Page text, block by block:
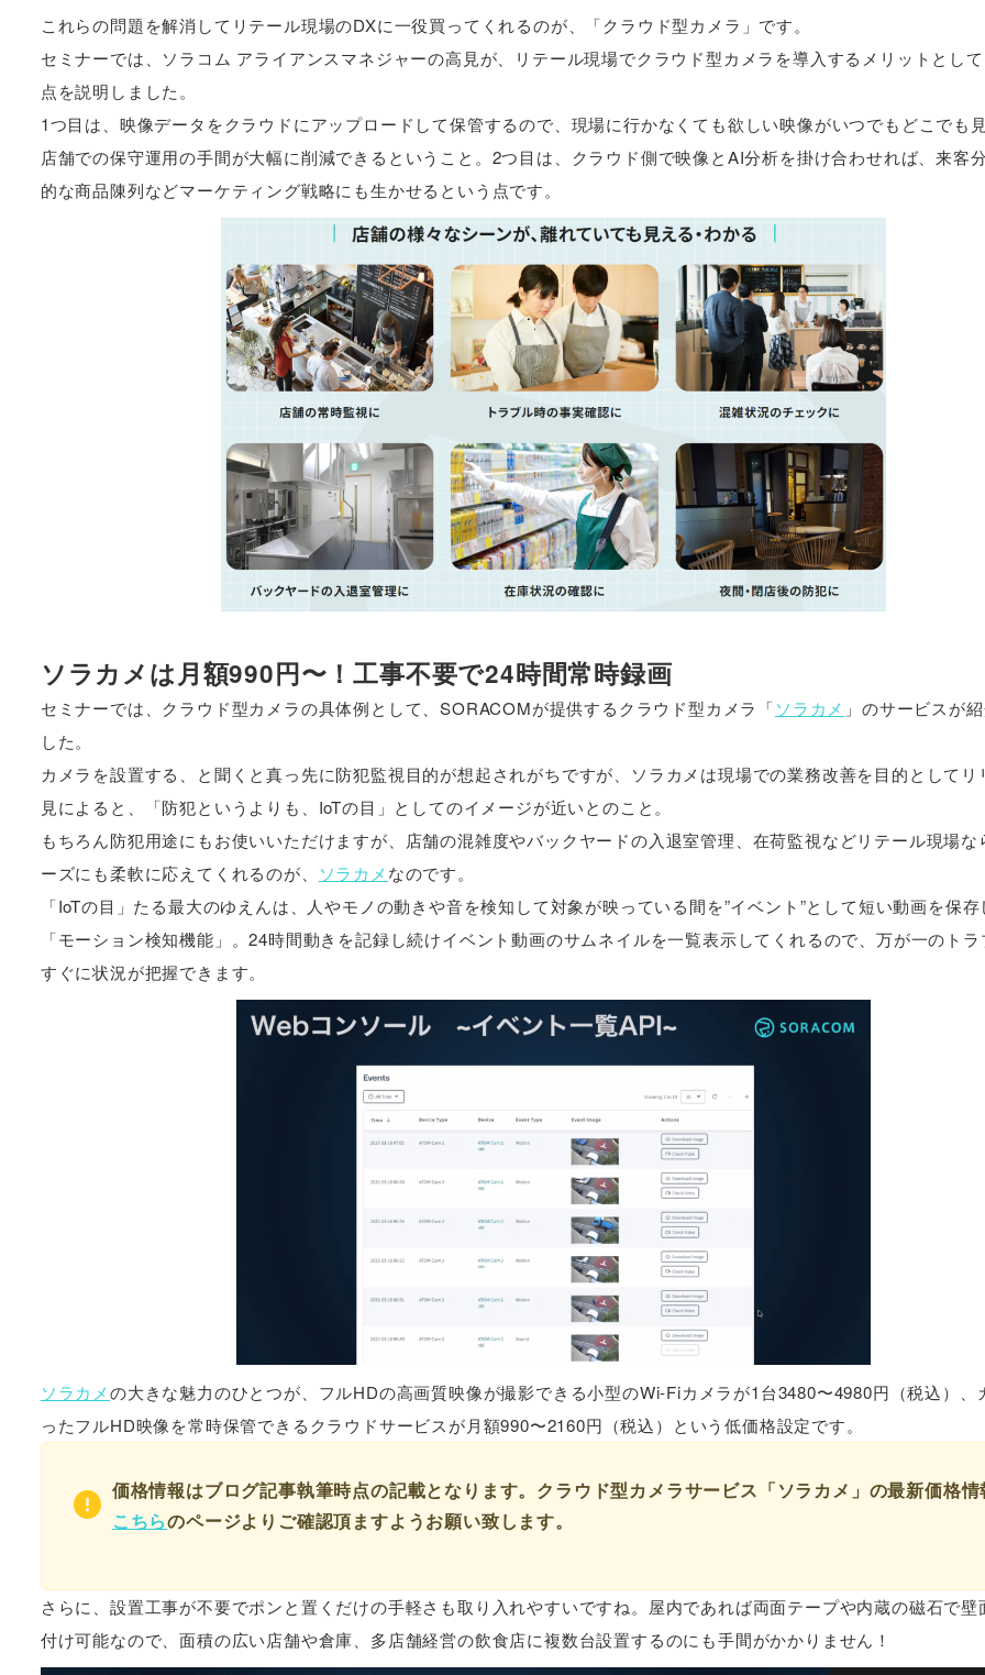
これらの問題を解消してリテール現場のDXに一役買ってくれるのが、「クラウド型カメラ」です。
セミナーでは、ソラコム アライアンスマネジャーの高見が、リテール現場でクラウド型カメラを導入するメリットとし
点を説明しました。
1つ目は、映像データをクラウドにアップロードして保管するので、現場に行かなくても欲しい映像がいつでもどこでも見
店舗での保守運用の手間が大幅に削減できるということ。2つ目は、クラウド側で映像とAI分析を掛け合わせれば、来客
的な商品陳列などマーケティング戦略にも生かせるという点です。
ソラカメは月額990円〜！工事不要で24時間常時録画
セミナーでは、クラウド型カメラの具体例として、SORACOMが提供するクラウド型カメラ「ソラカメ 」のサービスが
した。
カメラを設置する、と聞くと真っ先に防犯監視目的が想起されがちですが、ソラカメは現場での業務改善を目的としてリ
見によると、「防犯というよりも、IoTの目」としてのイメージが近いとのこと。
もちろん防犯用途にもお使いいただけますが、店舗の混雑度やバックヤードの入退室管理、在荷監視などリテール現場な
ーズにも柔軟に応えてくれるのが、
ソラカメ なのです。
「IoTの目」たる最大のゆえんは、人やモノの動きや音を検知して対象が映っている間を”イベント”として短い動画を保存
「モーション検知機能」。24時間動きを記録し続けイベント動画のサムネイルを一覧表示してくれるので、万が一のトラ
すぐに状況が把握できます。
ソラカメの大きな魅力のひとつが、フルHDの高画質映像が撮影できる小型のWi-Fiカメラが1台3480〜4980円（税込）、
ったフルHD映像を常時保管できるクラウドサービスが月額990〜2160円（税込）という低価格設定です。
価格情報はブログ記事執筆時点の記載となります。クラウド型カメラサービス「ソラカメ」の最新価格情
こちらのページよりご確認頂ますようお願い致します。
さらに、設置工事が不要でポンと置くだけの手軽さも取り入れやすいですね。屋内であれば両面テープや内蔵の磁石で壁
付け可能なので、面積の広い店舗や倉庫、多店舗経営の飲食店に複数台設置するのにも手間がかかりません！